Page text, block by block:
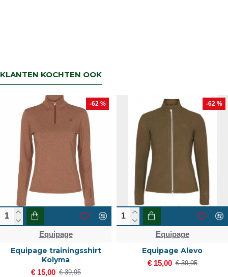
KLANTEN KOCHTEN OOK
-62 %
Equipage
Equipage trainingsshirt
Kolyma
€ 15,00 € 39,95
-62 %
Equipage
Equipage Alevo
€ 15,00 € 39,95